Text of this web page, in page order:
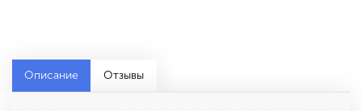
Описание Отзывы